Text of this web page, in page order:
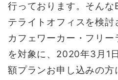
行っております。そんな
テライトオフィスを検
カフェワーカー・フリ
を対象に、2020年3月1
額プランお申し込みの方